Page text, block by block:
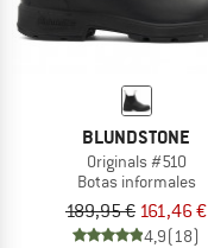
BLUNDSTONE
Originals #510
Botas informales
189,95 € 161,46 €
4,9(18)